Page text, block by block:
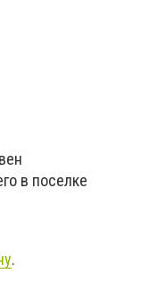
в поселке
.